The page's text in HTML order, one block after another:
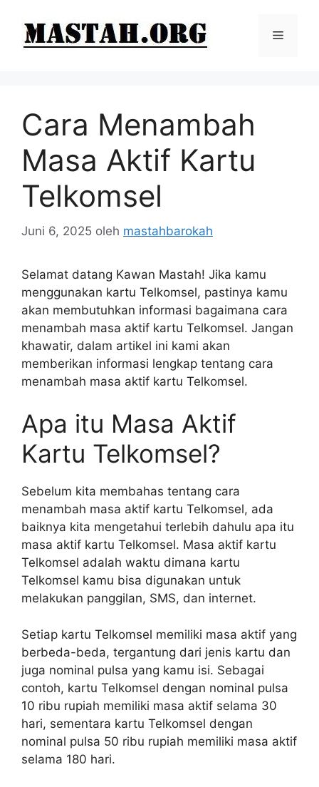
Menu
Cara Menambah
Masa Aktif Kartu
Telkomsel
Juni 6, 2025 oleh mastahbarokah
Selamat datang Kawan Mastah! Jika kamu
menggunakan kartu Telkomsel, pastinya kamu
akan membutuhkan informasi bagaimana cara
menambah masa aktif kartu Telkomsel. Jangan
khawatir, dalam artikel ini kami akan
memberikan informasi lengkap tentang cara
menambah masa aktif kartu Telkomsel.
Apa itu Masa Aktif
Kartu Telkomsel?
Sebelum kita membahas tentang cara
menambah masa aktif kartu Telkomsel, ada
baiknya kita mengetahui terlebih dahulu apa itu
masa aktif kartu Telkomsel. Masa aktif kartu
Telkomsel adalah waktu dimana kartu
Telkomsel kamu bisa digunakan untuk
melakukan panggilan, SMS, dan internet.
Setiap kartu Telkomsel memiliki masa aktif yang
berbeda-beda, tergantung dari jenis kartu dan
juga nominal pulsa yang kamu isi. Sebagai
contoh, kartu Telkomsel dengan nominal pulsa
10 ribu rupiah memiliki masa aktif selama 30
hari, sementara kartu Telkomsel dengan
nominal pulsa 50 ribu rupiah memiliki masa aktif
selama 180 hari.